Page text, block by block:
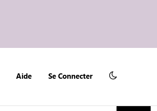
Aide
Se Connecter